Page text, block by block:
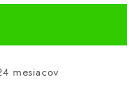
mesiacov